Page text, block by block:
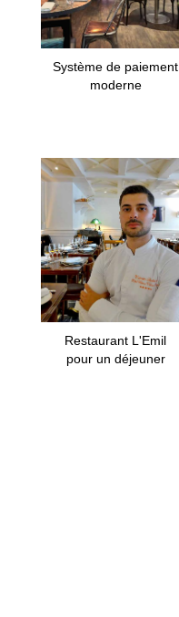
Système de paiement
moderne
Restaurant L'Emil
pour un déjeuner